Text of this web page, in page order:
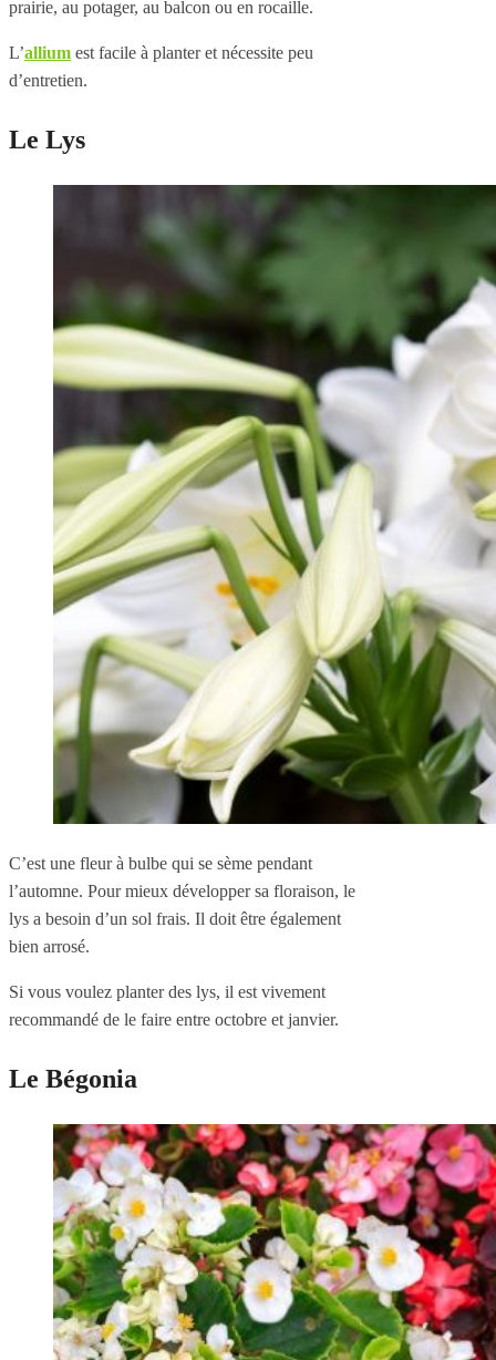
prairie, au potager, au balcon ou en rocaille.
L’allium est facile à planter et nécessite peu
d’entretien.
Le Lys
C’est une fleur à bulbe qui se sème pendant
l’automne. Pour mieux développer sa floraison, le
lys a besoin d’un sol frais. Il doit être également
bien arrosé.
Si vous voulez planter des lys, il est vivement
recommandé de le faire entre octobre et janvier.
Le Bégonia